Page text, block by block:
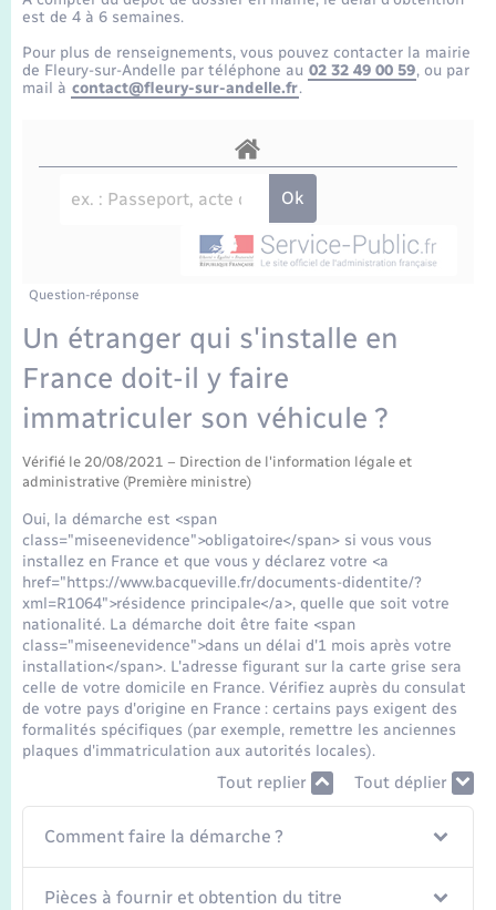
Etat-civil - Papiers - Citoyenneté
Mariage – PACS
Recensement
Loisirs
Organisation d’événement
Transports
Transports scolaires
Voirie et espace public
Travaux - Autorisation d’occupation de l’espace
public
Compétences
Présentation de la commune
La Communauté de communes
est de 4 à 6 semaines.
Pour plus de renseignements, vous pouvez contacter la mairie
de Fleury-sur-Andelle par téléphone au 02 32 49 00 59, ou par
mail à contact@fleury-sur-andelle.fr.
Question-réponse
Un étranger qui s'installe en
France doit-il y faire
immatriculer son véhicule ?
Vérifié le 20/08/2021 – Direction de l'information légale et
administrative (Première ministre)
Oui, la démarche est <span
class="miseenevidence">obligatoire</span> si vous vous
installez en France et que vous y déclarez votre <a
href="https://www.bacqueville.fr/documents-didentite/?
xml=R1064">résidence principale</a>, quelle que soit votre
nationalité. La démarche doit être faite <span
class="miseenevidence">dans un délai d'1 mois après votre
installation</span>. L'adresse figurant sur la carte grise sera
celle de votre domicile en France. Vérifiez auprès du consulat
de votre pays d'origine en France : certains pays exigent des
formalités spécifiques (par exemple, remettre les anciennes
plaques d'immatriculation aux autorités locales).
Tout replier Tout déplier
Comment faire la démarche ?
Pièces à fournir et obtention du titre